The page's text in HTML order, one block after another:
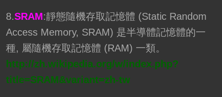
8.SRAM:靜態隨機存取記憶體 (Static Random
Access Memory, SRAM) 是半導體記憶體的一
種, 屬隨機存取記憶體 (RAM) 一類。
http://zh.wikipedia.org/w/index.php?
title=SRAM&variant=zh-tw